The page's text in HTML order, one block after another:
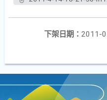
下架日期： 2011-